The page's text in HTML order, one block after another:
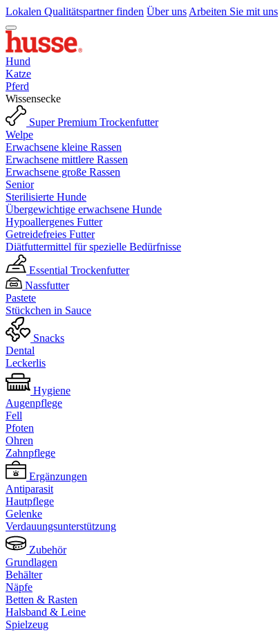
Lokalen Qualitätspartner finden Über uns Arbeiten Sie mit uns
Hund
Katze
Pferd
Wissensecke
Super Premium Trockenfutter
Welpe
Erwachsene kleine Rassen
Erwachsene mittlere Rassen
Erwachsene große Rassen
Senior
Sterilisierte Hunde
Übergewichtige erwachsene Hunde
Hypoallergenes Futter
Getreidefreies Futter
Diätfuttermittel für spezielle Bedürfnisse
Essential Trockenfutter
Nassfutter
Pastete
Stückchen in Sauce
Snacks
Dental
Leckerlis
Hygiene
Augenpflege
Fell
Pfoten
Ohren
Zahnpflege
Ergänzungen
Antiparasit
Hautpflege
Gelenke
Verdauungsunterstützung
Zubehör
Grundlagen
Behälter
Näpfe
Betten & Rasten
Halsband & Leine
Spielzeug